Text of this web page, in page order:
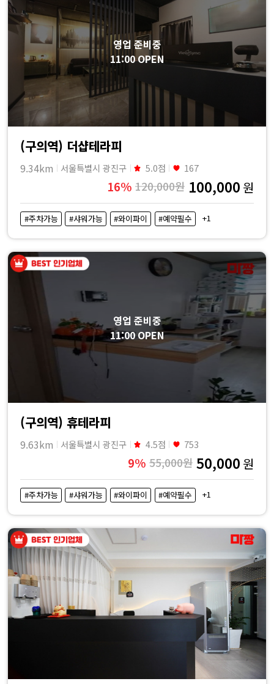
영업 준비중
11:00 OPEN
(구의역) 더샵테라피
9.34km 서울특별시 광진구 5.0점 167
16% 120,000원 100,000 원
#주차가능 #샤워가능 #와이파이 #예약필수 +1
영업 준비중
11:00 OPEN
(구의역) 휴테라피
9.63km 서울특별시 광진구 4.5점 753
9% 55,000원 50,000 원
#주차가능 #샤워가능 #와이파이 #예약필수 +1